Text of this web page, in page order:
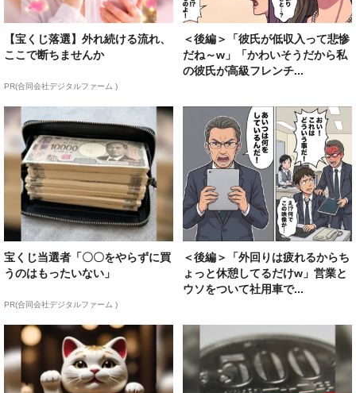
【宝くじ落選】外れ続ける流れ、
ここで断ちませんか
PR(合同会社デジタルファーム )
＜後編＞「彼氏が低収入って悲惨
だね～w」「かわいそうだから私
の彼氏が高級フレンチ...
宝くじ当選者「〇〇をやらずに買
うのはもったいない」
PR(合同会社デジタルファーム )
＜後編＞「外回りは疲れるからち
ょっと休憩してるだけw」営業と
ウソをついて社用車で...